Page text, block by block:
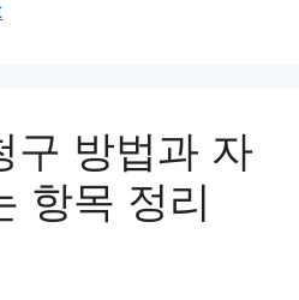
구 방법과 자
항목 정리